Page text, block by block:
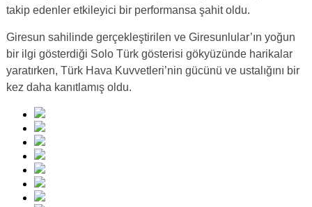
takip edenler etkileyici bir performansa şahit oldu.
Giresun sahilinde gerçekleştirilen ve Giresunlular’ın yoğun
bir ilgi gösterdiği Solo Türk gösterisi gökyüzünde harikalar
yaratırken, Türk Hava Kuvvetleri’nin gücünü ve ustalığını bir
kez daha kanıtlamış oldu.